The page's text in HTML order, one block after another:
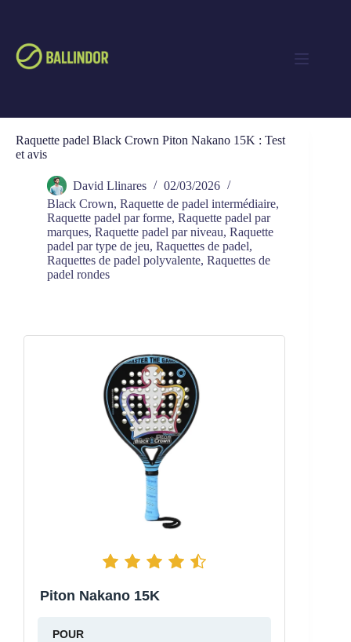
Raquette padel Black Crown Piton Nakano 15K : Test
et avis
David Llinares
02/03/2026
Black Crown, Raquette de padel intermédiaire,
Raquette padel par forme, Raquette padel par
marques, Raquette padel par niveau, Raquette
padel par type de jeu, Raquettes de padel,
Raquettes de padel polyvalente, Raquettes de
padel rondes
Piton Nakano 15K
POUR